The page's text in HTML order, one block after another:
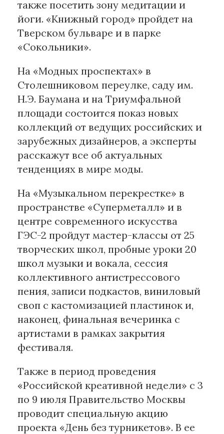
также посетить зону медитации и
йоги. «Книжный город» пройдет на
Тверском бульваре и в парке
«Сокольники».
На «Модных проспектах» в
Столешниковом переулке, саду им.
Н.Э. Баумана и на Триумфальной
площади состоится показ новых
коллекций от ведущих российских и
зарубежных дизайнеров, а эксперты
расскажут все об актуальных
тенденциях в мире моды.
На «Музыкальном перекрестке» в
пространстве «Суперметалл» и в
центре современного искусства
ГЭС-2 пройдут мастер-классы от 25
творческих школ, пробные уроки 20
школ музыки и вокала, сессия
коллективного антистрессового
пения, записи подкастов, виниловый
своп с кастомизацией пластинок и,
наконец, финальная вечеринка с
артистами в рамках закрытия
фестиваля.
Также в период проведения
«Российской креативной недели» с 3
по 9 июля Правительство Москвы
проводит специальную акцию
проекта «День без турникетов». В ее